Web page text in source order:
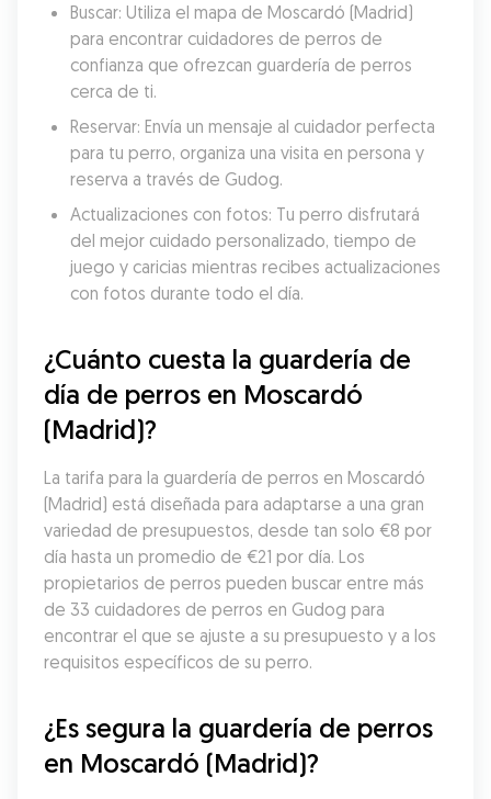
Buscar: Utiliza el mapa de Moscardó (Madrid)
para encontrar cuidadores de perros de
confianza que ofrezcan guardería de perros
cerca de ti.
Reservar: Envía un mensaje al cuidador perfecta
para tu perro, organiza una visita en persona y
reserva a través de Gudog.
Actualizaciones con fotos: Tu perro disfrutará
del mejor cuidado personalizado, tiempo de
juego y caricias mientras recibes actualizaciones
con fotos durante todo el día.
¿Cuánto cuesta la guardería de
día de perros en Moscardó
(Madrid)?
La tarifa para la guardería de perros en Moscardó
(Madrid) está diseñada para adaptarse a una gran
variedad de presupuestos, desde tan solo €8 por
día hasta un promedio de €21 por día. Los
propietarios de perros pueden buscar entre más
de 33 cuidadores de perros en Gudog para
encontrar el que se ajuste a su presupuesto y a los
requisitos específicos de su perro.
¿Es segura la guardería de perros
en Moscardó (Madrid)?